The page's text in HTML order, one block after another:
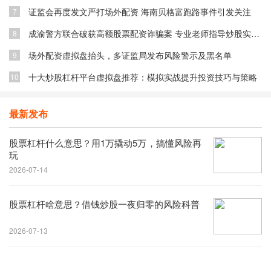
7 证监会再度发文严打场外配资 海南贝格富跑路事件引发关注
8 成渝警方联合破获高额股票配资诈骗案 专业老师指导炒股实为骗局
9 场外配资虚拟盘抬头，多证监局发布风险警示及黑名单
10 十大炒股杠杆平台虚拟盘推荐：模拟实战提升投资技巧与策略
最新发布
股票杠杆什么意思？用1万撬动5万，搞懂风险再
玩
2026-07-14
股票杠杆啥意思？借钱炒股一夜归零的风险科普
2026-07-13